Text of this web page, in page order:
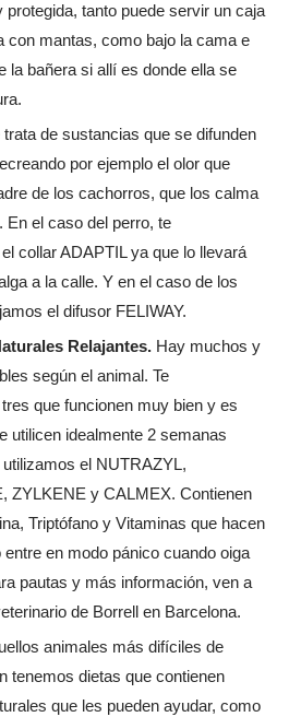
protegida, tanto puede servir un caja
con mantas, como bajo la cama e
la bañera si allí es donde ella se
trata de sustancias que se difunden
por ejemplo el olor que
de los cachorros, que los calma
En el caso del perro, te
collar ADAPTIL ya que lo llevará
a la calle. Y en el caso de los
el difusor FELIWAY.
Relajantes. Hay muchos y
según el animal. Te
que funcionen muy bien y es
utilicen idealmente 2 semanas
el NUTRAZYL,
ZYLKENE y CALMEX. Contienen
Triptófano y Vitaminas que hacen
entre en modo pánico cuando oiga
pautas y más información, ven a
de Borrell en Barcelona.
animales más difíciles de
tenemos dietas que contienen
que les pueden ayudar, como